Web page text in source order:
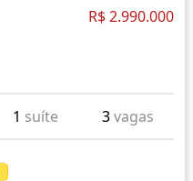
R$ 2.990.000
1 suíte 3vagas